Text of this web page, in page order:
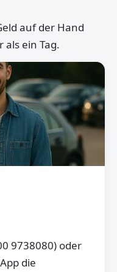
auf der Hand
ein Tag.
9738080) oder
die